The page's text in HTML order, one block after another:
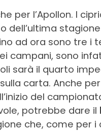
per l’Apollon. I
dell’ultima
ad ora sono tre i
campani, sono
sarà il quarto
carta. Anche
del
potrebbe dare il
che, come per